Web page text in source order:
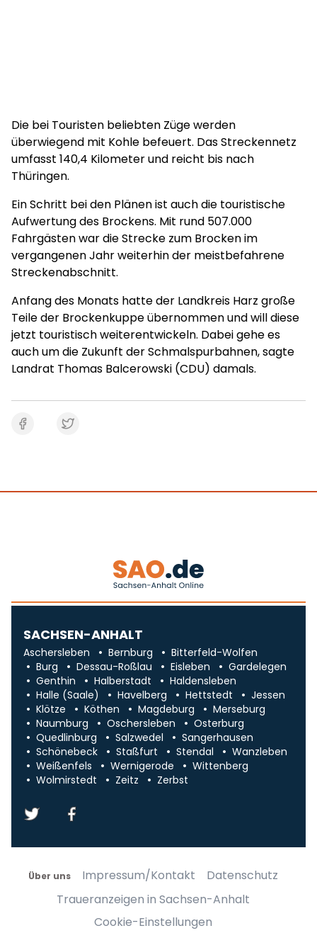
Die bei Touristen beliebten Züge werden
überwiegend mit Kohle befeuert. Das Streckennetz
umfasst 140,4 Kilometer und reicht bis nach
Thüringen.
Ein Schritt bei den Plänen ist auch die touristische
Aufwertung des Brockens. Mit rund 507.000
Fahrgästen war die Strecke zum Brocken im
vergangenen Jahr weiterhin der meistbefahrene
Streckenabschnitt.
Anfang des Monats hatte der Landkreis Harz große
Teile der Brockenkuppe übernommen und will diese
jetzt touristisch weiterentwickeln. Dabei gehe es
auch um die Zukunft der Schmalspurbahnen, sagte
Landrat Thomas Balcerowski (CDU) damals.
SACHSEN-ANHALT
Aschersleben Bernburg
Bitterfeld-Wolfen
Burg
Dessau-Roßlau Eisleben
Gardelegen
Genthin
Halberstadt
Haldensleben
Halle (Saale)
Havelberg Hettstedt
Jessen
Klötze
Köthen Magdeburg
Merseburg
Naumburg
Oschersleben
Osterburg
Quedlinburg
Salzwedel
Sangerhausen
Schönebeck
Staßfurt Stendal
Wanzleben
Weißenfels
Wernigerode
Wittenberg
Wolmirstedt
Zeitz Zerbst
Über uns Impressum/Kontakt
Datenschutz
Traueranzeigen in Sachsen-Anhalt
Cookie-Einstellungen